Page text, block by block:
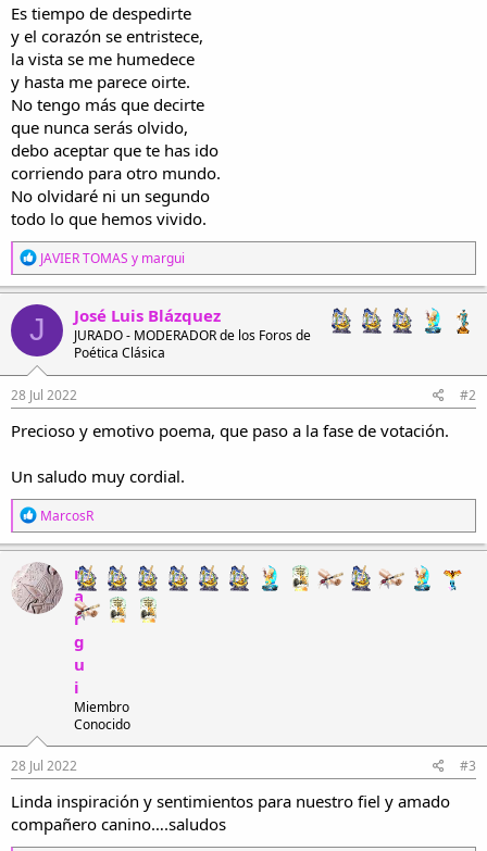
Es tiempo de despedirte
y el corazón se entristece,
la vista se me humedece
y hasta me parece oirte.
No tengo más que decirte
que nunca serás olvido,
debo aceptar que te has ido
corriendo para otro mundo.
No olvidaré ni un segundo
todo lo que hemos vivido.
R
e
a
c
c
i
o
n
e
s
:
JAVIER TOMAS y margui
J José Luis Blázquez
JURADO - MODERADOR de los Foros de
Poética Clásica
28 Jul 2022 #2
Precioso y emotivo poema, que paso a la fase de votación.
Un saludo muy cordial.
R
e
a
c
c
i
o
MarcosR
m
a
r
g
u
i
Miembro
Conocido
28 Jul 2022 #3
Linda inspiración y sentimientos para nuestro fiel y amado
compañero canino….saludos